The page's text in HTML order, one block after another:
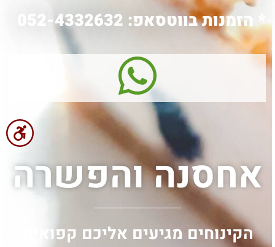
* הזמנות בווטסאפ: 052-4332632
אחסנה והפשרה
הקינוחים מגיעים אליכם קפואים